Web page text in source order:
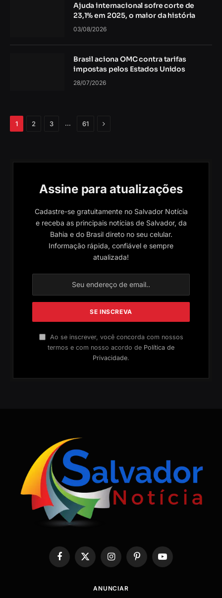
Ajuda internacional sofre corte de
23,1% em 2025, o maior da história
03/08/2026
Brasil aciona OMC contra tarifas
impostas pelos Estados Unidos
28/07/2026
1 2 3 … 61 Próximo
Assine para atualizações
Cadastre-se gratuitamente no Salvador Notícia
e receba as principais notícias de Salvador, da
Bahia e do Brasil direto no seu celular.
Informação rápida, confiável e sempre
atualizada!
Ao se inscrever, você concorda com nossos
termos e com nosso acordo de Política de
Privacidade.
Facebook
X
InstagramPinterestYouTube
ANUNCIAR